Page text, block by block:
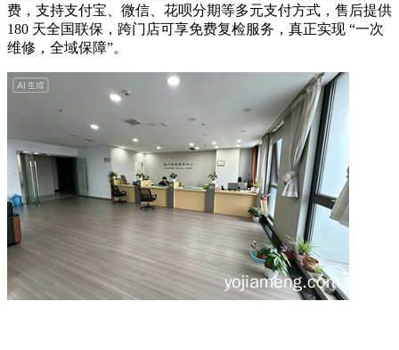
费，支持支付宝、微信、花呗分期等多元支付方式，售后提供
180 天全国联保，跨门店可享免费复检服务，真正实现 “一次
维修，全域保障”。